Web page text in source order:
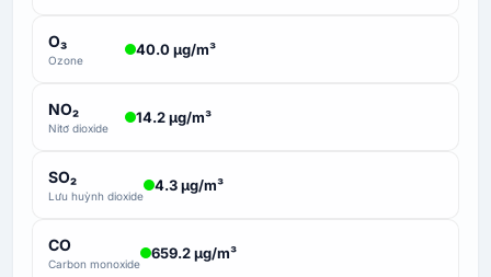
O₃
Ozone
40.0 µg/m³
NO₂
Nitơ dioxide
14.2 µg/m³
SO₂
Lưu huỳnh dioxide
4.3 µg/m³
CO
Carbon monoxide
659.2 µg/m³